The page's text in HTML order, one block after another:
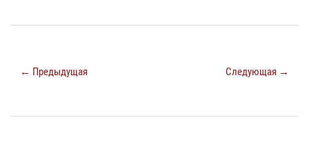
← Предыдущая Следующая →